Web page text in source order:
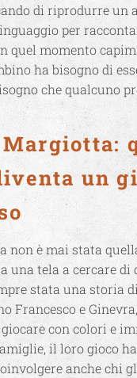
di riprodurre un
per
quel momento
ha bisogno di
che qualcuno
un
non è mai stata
una tela a cercare di
stata una storia
Francesco e
con colori e
il loro gioco
anche chi